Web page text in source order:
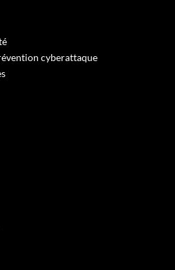
cyberattaque